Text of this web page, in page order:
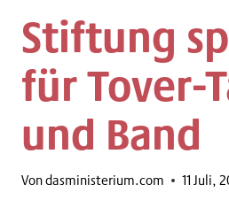
Stiftung
für Tover-
und Band
Vondasministerium.com 11 Juli,